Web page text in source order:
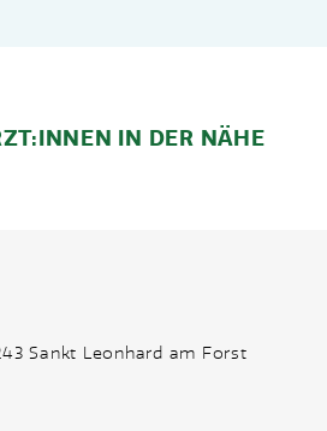
IN DER NÄHE
Sankt Leonhard am Forst